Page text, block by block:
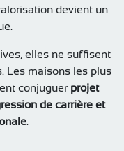
devient un
elles ne suffisent
Les maisons les plus
conjuguer projet
de carrière et
.